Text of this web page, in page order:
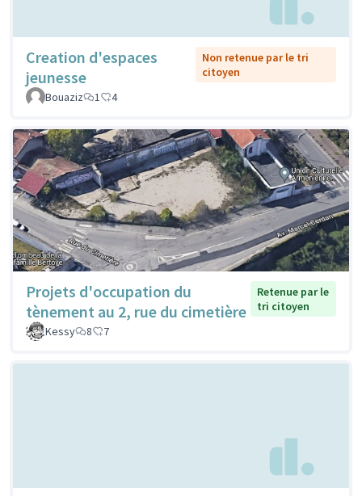
Creation d'espaces
jeunesse
Non retenue par le tri
citoyen
Bouaziz
1 4
Projets d'occupation du
tènement au 2, rue du cimetière
Retenue par le
tri citoyen
Kessy
8 7